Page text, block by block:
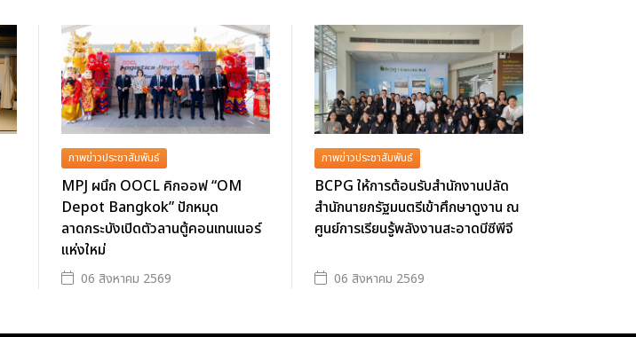
ภาพข่าวประชาสัมพันธ์
MPJ ผนึก OOCL คิกออฟ “OM
Depot Bangkok” ปักหมุด
ลาดกระบังเปิดตัวลานตู้คอนเทนเนอร์
แห่งใหม่
06 สิงหาคม 2569
ภาพข่าวประชาสัมพันธ์
BCPG ให้การต้อนรับสำนักงานปลัด
สำนักนายกรัฐมนตรีเข้าศึกษาดูงาน ณ
ศูนย์การเรียนรู้พลังงานสะอาดบีซีพีจี
06 สิงหาคม 2569